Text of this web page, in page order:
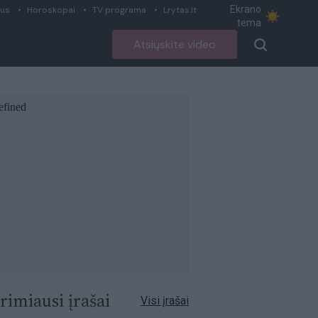
Horoskopai TV programa Lrytas.lt
Ekrano
tema
Atsiųskite video
įrašai Visi įrašai